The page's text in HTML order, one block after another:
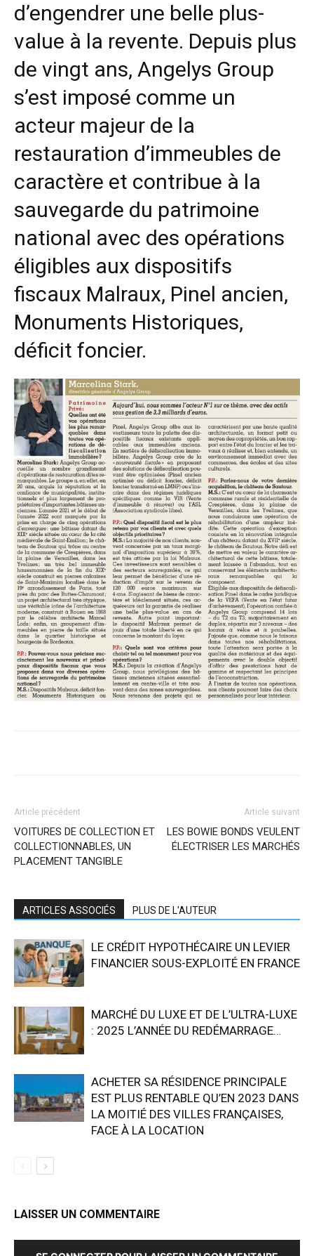
d’engendrer une belle plus-
value à la revente. Depuis plus
de vingt ans, Angelys Group
s’est imposé comme un
acteur majeur de la
restauration d’immeubles de
caractère et contribue à la
sauvegarde du patrimoine
national avec des opérations
éligibles aux dispositifs
fiscaux Malraux, Pinel ancien,
Monuments Historiques,
déficit foncier.
Article précédent
VOITURES DE COLLECTION ET
COLLECTIONNABLES, UN
PLACEMENT TANGIBLE
Article suivant
LES BOWIE BONDS VEULENT
ÉLECTRISER LES MARCHÉS
ARTICLES ASSOCIÉS PLUS DE L'AUTEUR
LE CRÉDIT HYPOTHÉCAIRE UN LEVIER
FINANCIER SOUS-EXPLOITÉ EN FRANCE
MARCHÉ DU LUXE ET DE L’ULTRA-LUXE
: 2025 L’ANNÉE DU REDÉMARRAGE…
ACHETER SA RÉSIDENCE PRINCIPALE
EST PLUS RENTABLE QU’EN 2023 DANS
LA MOITIÉ DES VILLES FRANÇAISES,
FACE À LA LOCATION
LAISSER UN COMMENTAIRE